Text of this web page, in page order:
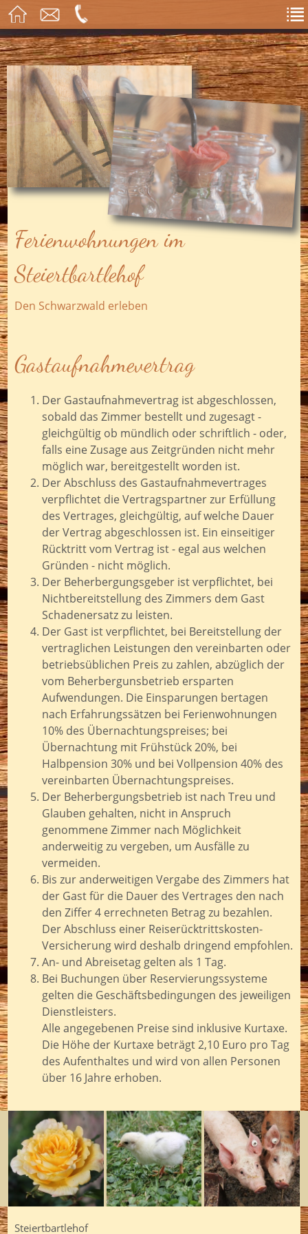
Ferienwohnungen im
Steiertbartlehof
Den Schwarzwald erleben
Gastaufnahmevertrag
Der Gastaufnahmevertrag ist abgeschlossen,
sobald das Zimmer bestellt und zugesagt -
gleichgültig ob mündlich oder schriftlich - oder,
falls eine Zusage aus Zeitgründen nicht mehr
möglich war, bereitgestellt worden ist.
Der Abschluss des Gastaufnahmevertrages
verpflichtet die Vertragspartner zur Erfüllung
des Vertrages, gleichgültig, auf welche Dauer
der Vertrag abgeschlossen ist. Ein einseitiger
Rücktritt vom Vertrag ist - egal aus welchen
Gründen - nicht möglich.
Der Beherbergungsgeber ist verpflichtet, bei
Nichtbereitstellung des Zimmers dem Gast
Schadenersatz zu leisten.
Der Gast ist verpflichtet, bei Bereitstellung der
vertraglichen Leistungen den vereinbarten oder
betriebsüblichen Preis zu zahlen, abzüglich der
vom Beherbergunsbetrieb ersparten
Aufwendungen. Die Einsparungen bertagen
nach Erfahrungssätzen bei Ferienwohnungen
10% des Übernachtungspreises; bei
Übernachtung mit Frühstück 20%, bei
Halbpension 30% und bei Vollpension 40% des
vereinbarten Übernachtungspreises.
Der Beherbergungsbetrieb ist nach Treu und
Glauben gehalten, nicht in Anspruch
genommene Zimmer nach Möglichkeit
anderweitig zu vergeben, um Ausfälle zu
vermeiden.
Bis zur anderweitigen Vergabe des Zimmers hat
der Gast für die Dauer des Vertrages den nach
den Ziffer 4 errechneten Betrag zu bezahlen.
Der Abschluss einer Reiserücktrittskosten-
Versicherung wird deshalb dringend empfohlen.
An- und Abreisetag gelten als 1 Tag.
Bei Buchungen über Reservierungssysteme
gelten die Geschäftsbedingungen des jeweiligen
Dienstleisters.
Alle angegebenen Preise sind inklusive Kurtaxe.
Die Höhe der Kurtaxe beträgt 2,10 Euro pro Tag
des Aufenthaltes und wird von allen Personen
über 16 Jahre erhoben.
Steiertbartlehof